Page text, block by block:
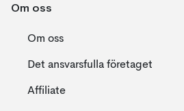
Om oss
Om oss
Det ansvarsfulla företaget
Affiliate